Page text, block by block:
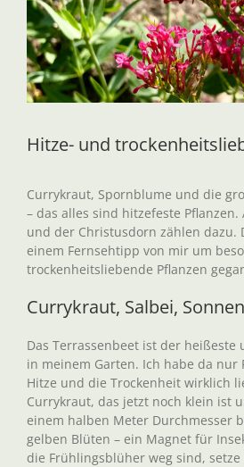
Hitze- und
Currykraut, Spornblume und die
– das alles sind hitzefeste
und der Christusdorn zählen dazu.
einem Fernsehtipp von mir um
trockenheitsliebende Pflanzen
Currykraut, Salbei,
Das Terrassenbeet ist der heißeste
in meinem Garten. Ich habe da nur
Hitze und die Trockenheit wirklich
Currykraut, das jetzt noch klein ist
einem halben Meter Durchmesser
gelben Blüten – ein Magnet für
die Frühlingsblüher weg sind,